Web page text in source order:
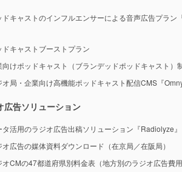
ドキャストのインフルエンサーによる音声広告プラン
ドキャストブーストプラン
向けポッドキャスト（ブランデッドポッドキャスト）
オ局・企業向け高機能ポッドキャスト配信CMS『
広告ソリューション
タ活用のラジオ広告出稿ソリューション『Radiolyze』
オ広告の媒体資料ダウンロード（在京局／在阪局）
オCMの47都道府県別料金表（地方別のラジオ広告費用